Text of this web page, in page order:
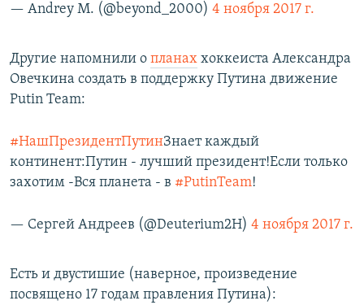
— Andrey M. (@beyond_2000) 4 ноября 2017 г.
Другие напомнили о планах хоккеиста Александра
Овечкина создать в поддержку Путина движение
Putin Team:
#НашПрезидентПутинЗнает каждый
континент:Путин - лучший президент!Если только
захотим -Вся планета - в #PutinTeam!
— Сергей Андреев (@Deuterium2H) 4 ноября 2017 г.
Есть и двустишие (наверное, произведение
посвящено 17 годам правления Путина):